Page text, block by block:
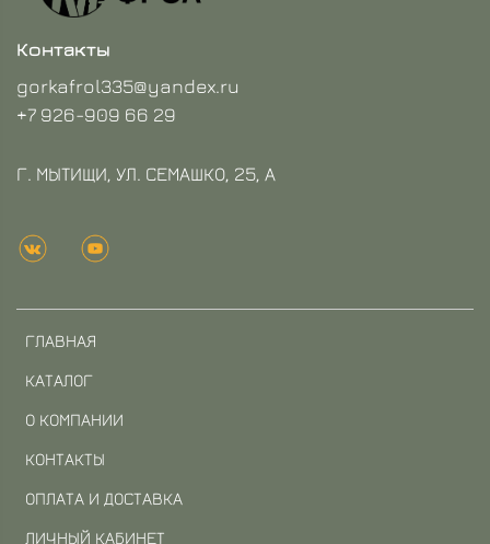
ГЛАВНАЯ
КАТАЛОГ
О КОМПАНИИ
КОНТАКТЫ
ОПЛАТА И ДОСТАВКА
ЛИЧНЫЙ КАБИНЕТ
Контакты
gorkafrol335@yandex.ru
+7 926-909 66 29
Г. МЫТИЩИ, УЛ. СЕМАШКО, 25, А